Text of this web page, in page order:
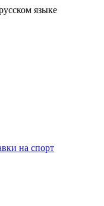
языке
на спорт